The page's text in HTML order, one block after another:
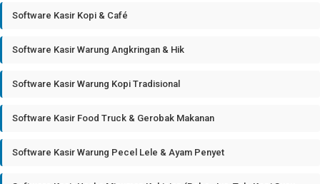
Software Kasir Kopi & Café
Software Kasir Warung Angkringan & Hik
Software Kasir Warung Kopi Tradisional
Software Kasir Food Truck & Gerobak Makanan
Software Kasir Warung Pecel Lele & Ayam Penyet